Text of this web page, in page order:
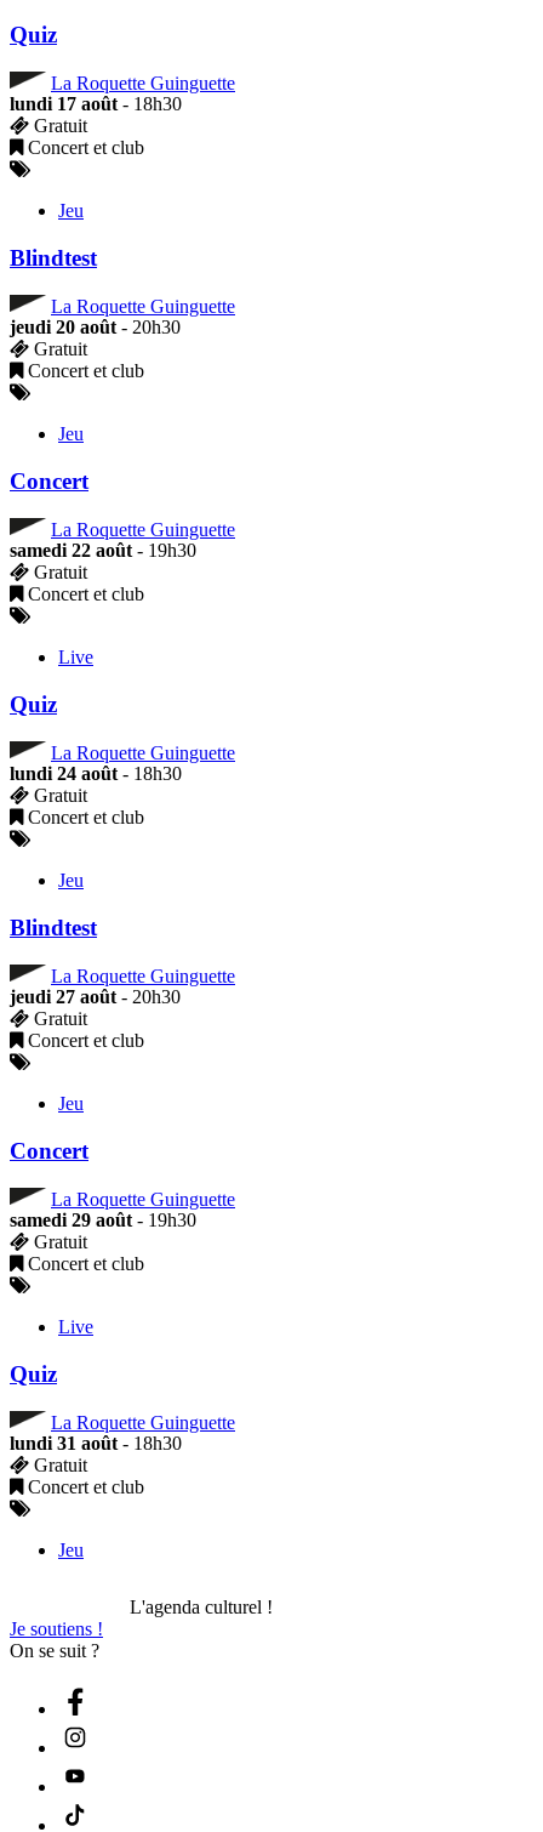
Quiz
La Roquette Guinguette
lundi 17 août- 18h30
Gratuit
Concert et club
Jeu
Blindtest
La Roquette Guinguette
jeudi 20 août- 20h30
Gratuit
Concert et club
Jeu
Concert
La Roquette Guinguette
samedi 22 août- 19h30
Gratuit
Concert et club
Live
Quiz
La Roquette Guinguette
lundi 24 août- 18h30
Gratuit
Concert et club
Jeu
Blindtest
La Roquette Guinguette
jeudi 27 août- 20h30
Gratuit
Concert et club
Jeu
Concert
La Roquette Guinguette
samedi 29 août- 19h30
Gratuit
Concert et club
Live
Quiz
La Roquette Guinguette
lundi 31 août- 18h30
Gratuit
Concert et club
Jeu
L'agenda culturel !
Je soutiens !
On se suit ?